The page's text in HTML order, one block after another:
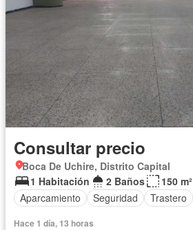
Consultar precio
Boca De Uchire, Distrito Capital
1 Habitación
2 Baños
150 m²
Aparcamiento
Seguridad Trastero
Hace 1 día, 13 horas